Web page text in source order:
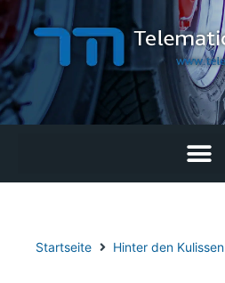
Zum
Inhalt
springen
Startseite Hinter den Kulissen